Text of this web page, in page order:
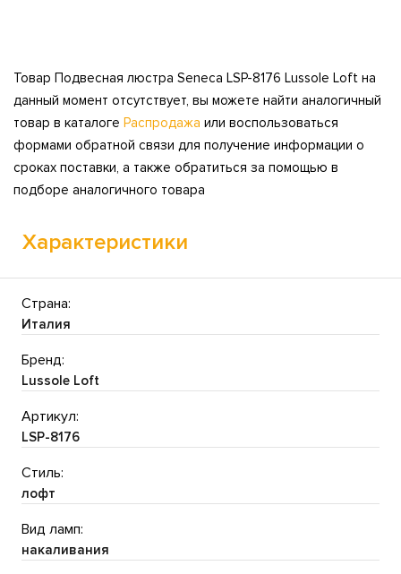
Товар Подвесная люстра Seneca LSP-8176 Lussole Loft на
данный момент отсутствует, вы можете найти аналогичный
товар в каталоге Распродажа или воспользоваться
формами обратной связи для получение информации о
сроках поставки, а также обратиться за помощью в
подборе аналогичного товара
Характеристики
Страна:
Италия
Бренд:
Lussole Loft
Артикул:
LSP-8176
Стиль:
лофт
Вид ламп:
накаливания